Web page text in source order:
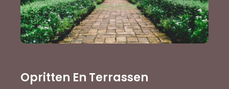
Opritten En Terrassen